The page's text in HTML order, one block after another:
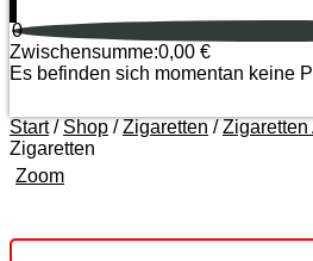
0
Zwischensumme:0,00 €
Es befinden sich momentan keine
Start/ Shop /Zigaretten /Zigaretten
Zigaretten
Zoom